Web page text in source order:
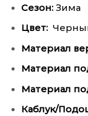
Сезон: Зима
Цвет:
Материал
Материал
Материал
Каблук/